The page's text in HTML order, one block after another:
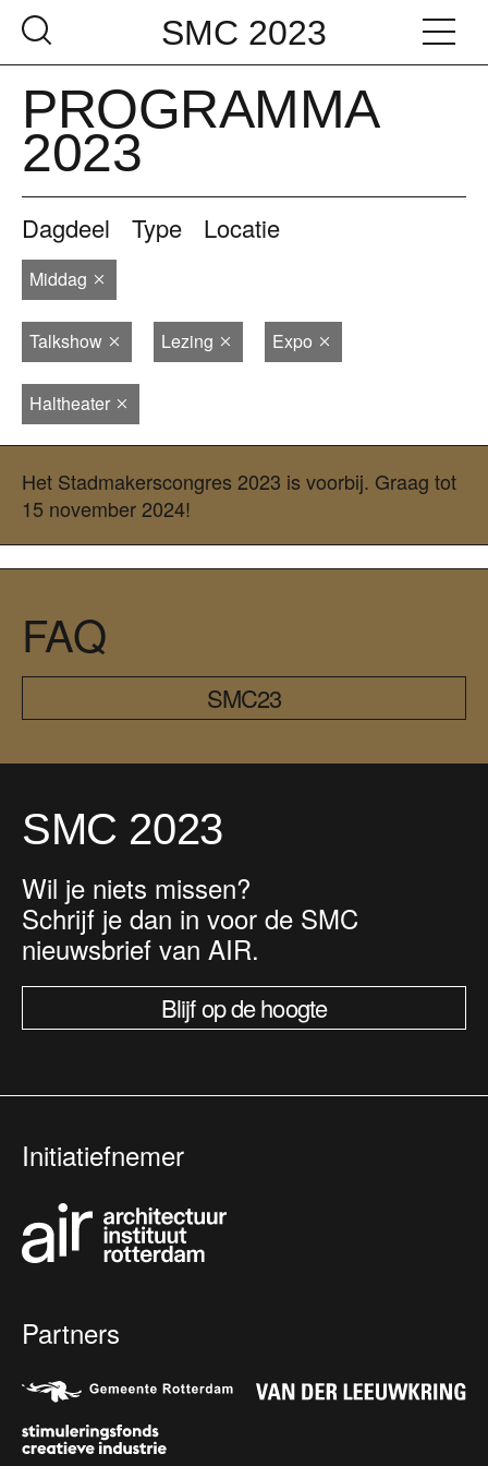
SMC 2023
PROGRAMMA
2023
Dagdeel Type Locatie
Middag
Talkshow Lezing Expo
Haltheater
Het Stadmakerscongres 2023 is voorbij. Graag tot
15 november 2024!
FAQ
SMC23
SMC 2023
Wil je niets missen?
Schrijf je dan in voor de SMC
nieuwsbrief van AIR.
Blijf op de hoogte
Initiatiefnemer
Partners